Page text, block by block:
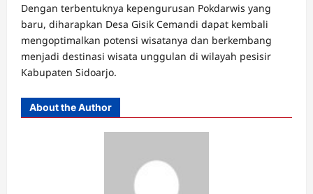
Dengan terbentuknya kepengurusan Pokdarwis yang
baru, diharapkan Desa Gisik Cemandi dapat kembali
mengoptimalkan potensi wisatanya dan berkembang
menjadi destinasi wisata unggulan di wilayah pesisir
Kabupaten Sidoarjo.
About the Author